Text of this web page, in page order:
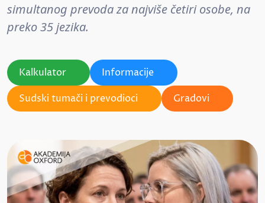
simultanog prevoda za najviše četiri osobe, na
preko 35 jezika.
Kalkulator
Informacije
Sudski tumači i prevodioci
Gradovi